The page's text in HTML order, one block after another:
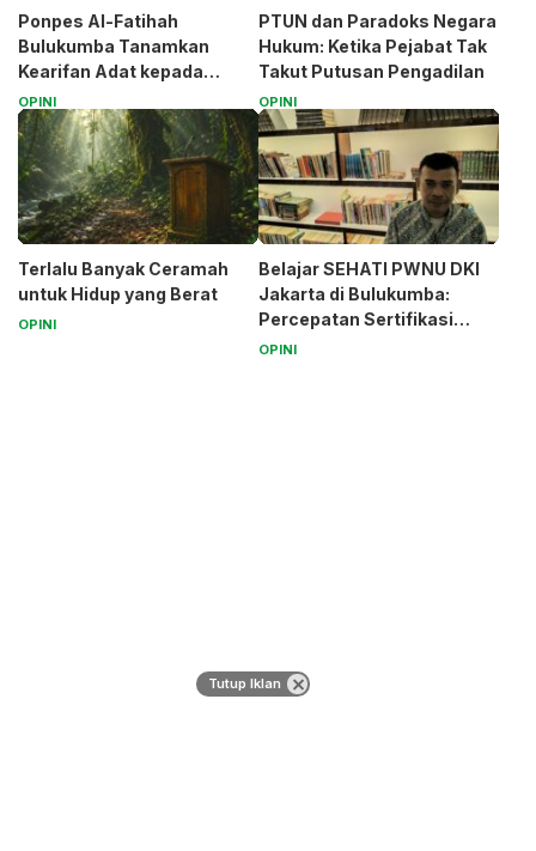
Ponpes Al-Fatihah
Bulukumba Tanamkan
Kearifan Adat kepada
Santri (Bagian 1)
OPINI
PTUN dan Paradoks Negara
Hukum: Ketika Pejabat Tak
Takut Putusan Pengadilan
OPINI
Terlalu Banyak Ceramah
untuk Hidup yang Berat
OPINI
Belajar SEHATI PWNU DKI
Jakarta di Bulukumba:
Percepatan Sertifikasi
Halal Bagi UMK
OPINI
Tutup Iklan